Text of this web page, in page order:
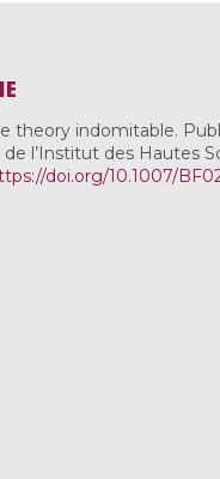
theory indomitable.
l’Institut des Hautes
doi.org/10.1007/